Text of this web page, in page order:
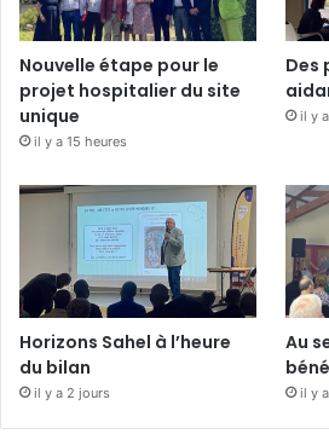
Nouvelle étape pour le
projet hospitalier du site
unique
il y a 15 heures
Des
il y
Horizons Sahel à l’heure
du bilan
il y a 2 jours
Au
il y